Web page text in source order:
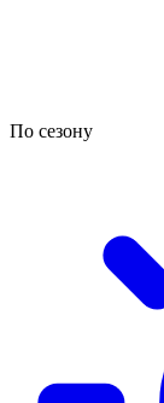
По сезону